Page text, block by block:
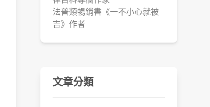
法普類暢銷書《一不小心就被
吉》作者
文章分類